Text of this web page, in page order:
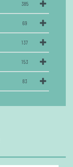
385
69
137
153
83